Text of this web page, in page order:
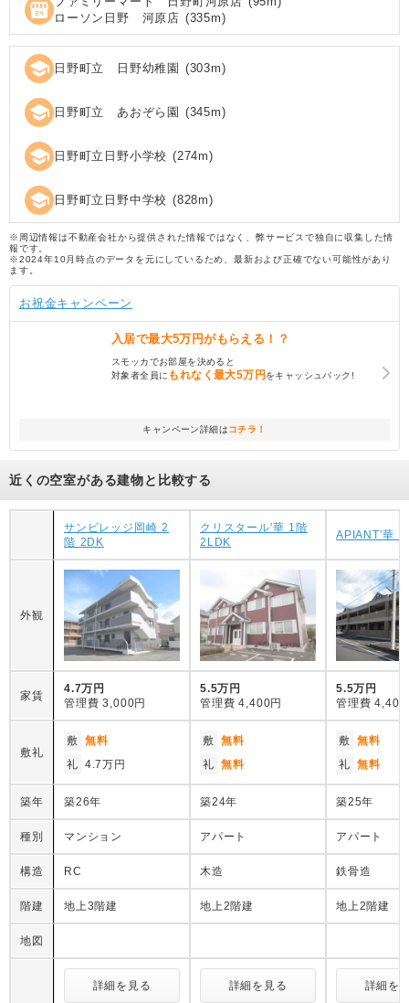
local_convenience_store ローソン日野 河原店 (335m)
school 日野町立 日野幼稚園 (303m)
school 日野町立 あおぞら園 (345m)
school 日野町立日野小学校 (274m)
school 日野町立日野中学校 (828m)
※周辺情報は不動産会社から提供された情報ではなく、弊サービスで独自に収集した情
報です。
※2024年10月時点のデータを元にしているため、最新および正確でない可能性があり
ます。
お祝金キャンペーン
入居で最大5万円がもらえる！？
スモッカでお部屋を決めると
対象者全員に もれなく最大5万円をキャッシュバック!
キャンペーン詳細はコチラ！
近くの空室がある建物と比較する
サンビレッジ岡崎 2
階 2DK
クリスタール'華 1階
2LDK
APIANT'華 1
外観
家賃
4.7万円
管理費 3,000円
5.5万円
管理費 4,400円
5.5万円
管理費 4,400
敷礼
敷 無料
礼 4.7万円
敷 無料
礼 無料
敷 無料
礼 無料
築年 築26年 築24年 築25年
種別 マンション アパート アパート
構造 RC 木造 鉄骨造
階建 地上3階建 地上2階建 地上2階建
地図
詳細を見る 詳細を見る 詳細を